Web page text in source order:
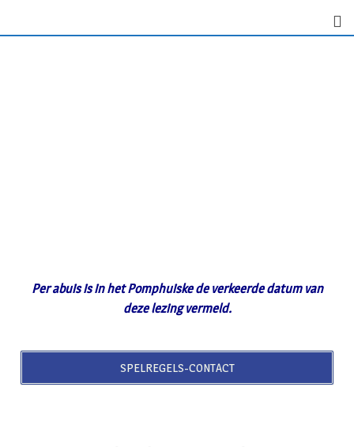
Per abuis is in het Pomphuiske de verkeerde datum van
deze lezing vermeld.
SPELREGELS-CONTACT